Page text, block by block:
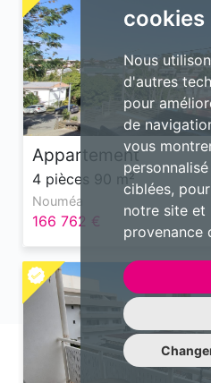
cookies
Nous
d'autres
pour
de
vous
ciblées,
notre site et
provenance
Appartement
4 pièces 90 m²
Nouméa
166 762 €